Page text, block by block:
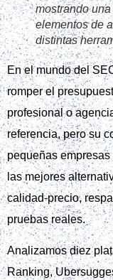
mostrando
elementos de
distintas
En el mundo del
romper el
profesional o
referencia, pero su
pequeñas
las mejores
calidad‑precio,
pruebas reales.
Analizamos diez
Ranking,